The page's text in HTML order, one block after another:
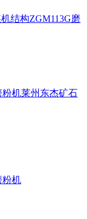
结构ZGM113G磨
机莱州东杰矿石
粉机